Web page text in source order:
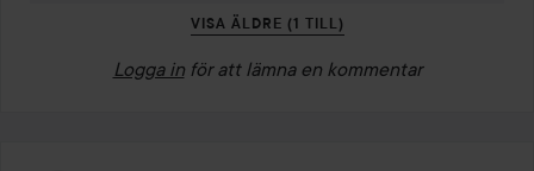
VISA ÄLDRE (1 TILL)
Logga in för att lämna en kommentar